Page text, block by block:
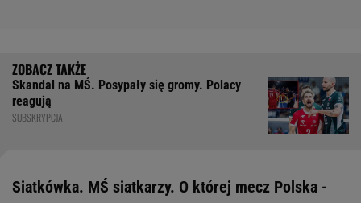
Skandal na MŚ. Posypały się gromy. Polacy
reagują
SUBSKRYPCJA
Siatkówka. MŚ siatkarzy. O której mecz Polska -